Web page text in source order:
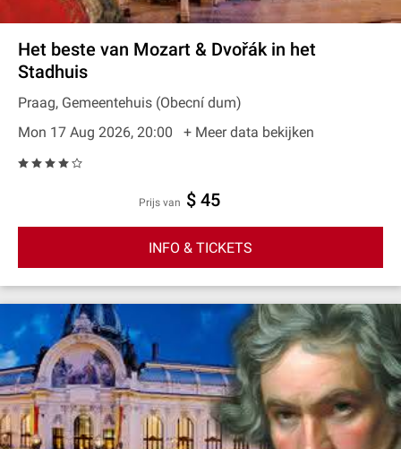
Het beste van Mozart & Dvořák in het
Stadhuis
Praag, Gemeentehuis (Obecní dum)
Mon 17 Aug 2026, 20:00
+ Meer data bekijken
prijs van $ 45
INFO & TICKETS